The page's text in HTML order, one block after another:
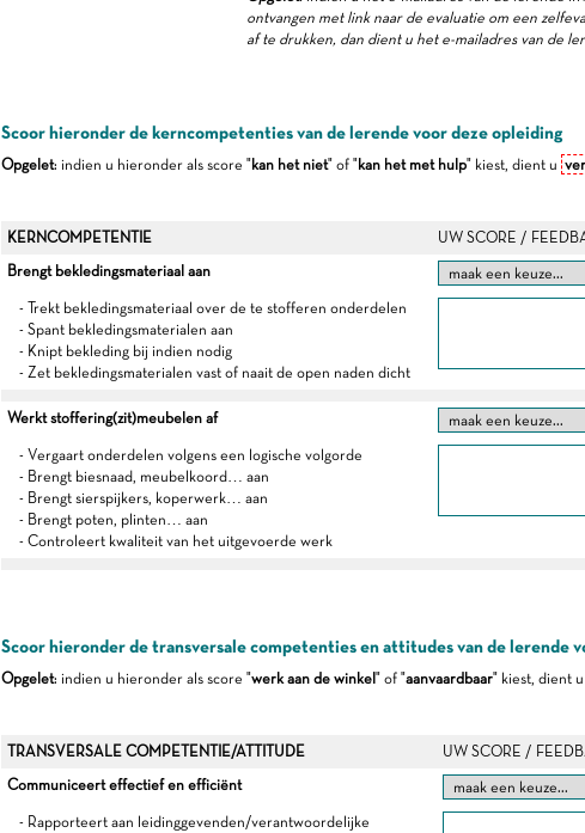
ontvangen met link naar de evaluatie om een
af te drukken, dan dient u het e-mailadres van de
Scoor hieronder de kerncompetenties van de lerende voor deze opleiding
Opgelet: indien u hieronder als score "kan het niet" of "kan het met hulp" kiest, dient u
KERNCOMPETENTIE UW SCORE /
Brengt bekledingsmateriaal aan
- Trekt bekledingsmateriaal over de te stofferen onderdelen
- Spant bekledingsmaterialen aan
- Knipt bekleding bij indien nodig
- Zet bekledingsmaterialen vast of naait de open naden dicht
Werkt stoffering(zit)meubelen af
- Vergaart onderdelen volgens een logische volgorde
- Brengt biesnaad, meubelkoord… aan
- Brengt sierspijkers, koperwerk… aan
- Brengt poten, plinten… aan
- Controleert kwaliteit van het uitgevoerde werk
Scoor hieronder de transversale competenties en attitudes van de lerende
Opgelet: indien u hieronder als score "werk aan de winkel " of "aanvaardbaar" kiest, dient u
TRANSVERSALE COMPETENTIE/ATTITUDE UW SCORE /
Communiceert effectief en efficiënt
- Rapporteert aan leidinggevenden/verantwoordelijke